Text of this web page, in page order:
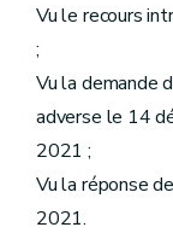
Vu le recours
;
Vu la demande
adverse le 14
2021 ;
Vu la réponse
2021.